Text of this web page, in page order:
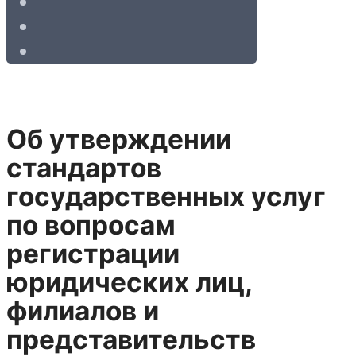
Об утверждении
стандартов
государственных услуг
по вопросам
регистрации
юридических лиц,
филиалов и
представительств